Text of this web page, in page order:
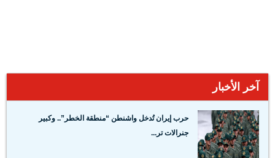
آخر الأخبار
حرب إيران تُدخل واشنطن “منطقة الخطر”.. وكبير
جنرالات تر...